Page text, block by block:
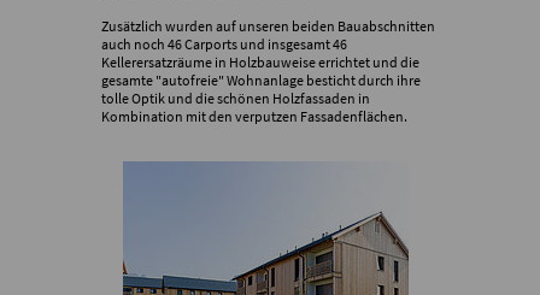
Zusätzlich wurden auf unseren beiden Bauabschnitten
auch noch 46 Carports und insgesamt 46
Kellerersatzräume in Holzbauweise errichtet und die
gesamte "autofreie" Wohnanlage besticht durch ihre
tolle Optik und die schönen Holzfassaden in
Kombination mit den verputzen Fassadenflächen.